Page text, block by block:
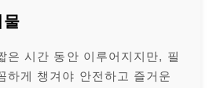
은 시간 동안 이루어지지만, 필
하게 챙겨야 안전하고 즐거운